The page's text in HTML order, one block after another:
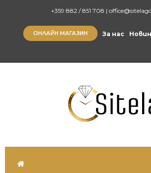
+359 882 / 851 708 |
ОНЛАЙН МАГАЗИН За нас